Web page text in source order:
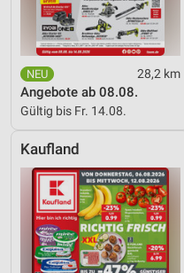
28,2 km
Angebote ab 08.08.
Gültig bis Fr. 14.08.
Kaufland
Performance
Funktional
Werbung